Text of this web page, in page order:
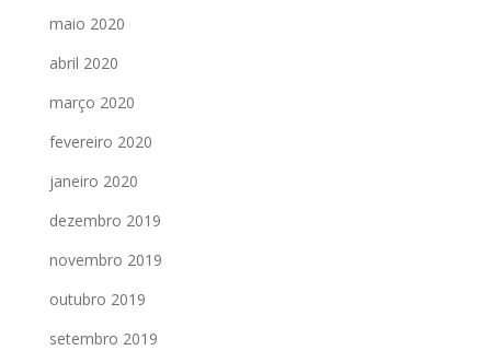
maio 2020
abril 2020
março 2020
fevereiro 2020
janeiro 2020
dezembro 2019
novembro 2019
outubro 2019
setembro 2019